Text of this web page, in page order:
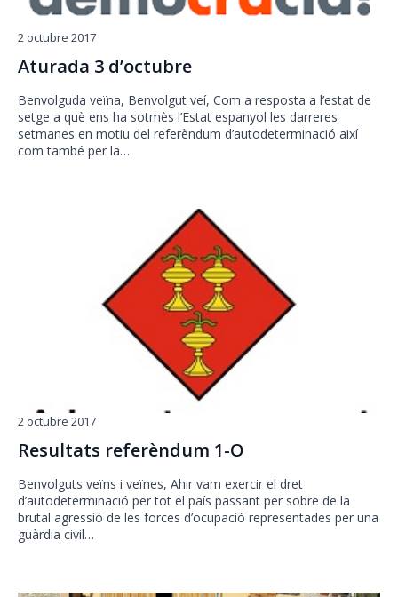
Aturada 3 d’octubre
2 octubre 2017
Benvolguda veïna, Benvolgut veí, Com a resposta a l’estat de
setge a què ens ha sotmès l’Estat espanyol les darreres
setmanes en motiu del referèndum d’autodeterminació així
com també per la…
Resultats referèndum 1-O
2 octubre 2017
Benvolguts veïns i veïnes, Ahir vam exercir el dret
d’autodeterminació per tot el país passant per sobre de la
brutal agressió de les forces d’ocupació representades per una
guàrdia civil…